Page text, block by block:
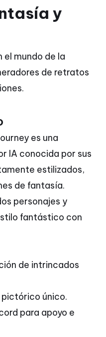
y
el mundo de la
de retratos
es una
IA conocida por sus
estilizados,
de fantasía.
personajes y
fantástico con
de intrincados
único.
para apoyo e